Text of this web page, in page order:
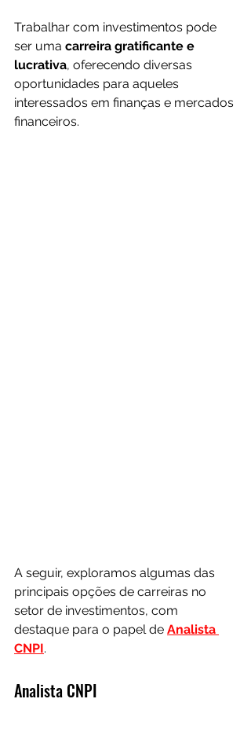
Trabalhar com investimentos pode
ser uma carreira gratificante e
lucrativa, oferecendo diversas
oportunidades para aqueles
interessados em finanças e mercados
financeiros.
A seguir, exploramos algumas das
principais opções de carreiras no
setor de investimentos, com
destaque para o papel de Analista
CNPI.
Analista CNPI